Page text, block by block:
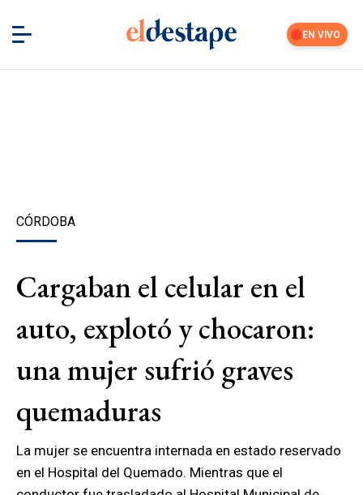
EN VIVO
CÓRDOBA
Cargaban el celular en el
auto, explotó y chocaron:
una mujer sufrió graves
quemaduras
La mujer se encuentra internada en estado reservado
en el Hospital del Quemado. Mientras que el